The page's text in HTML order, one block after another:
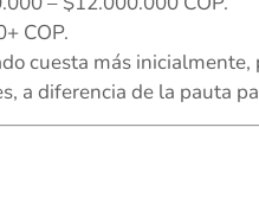
COP.
cuesta más
a diferencia de la pauta